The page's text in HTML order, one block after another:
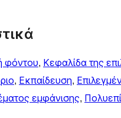
φόντου, Κεφαλίδα της
, Εκπαίδευση,
εμφάνισης,